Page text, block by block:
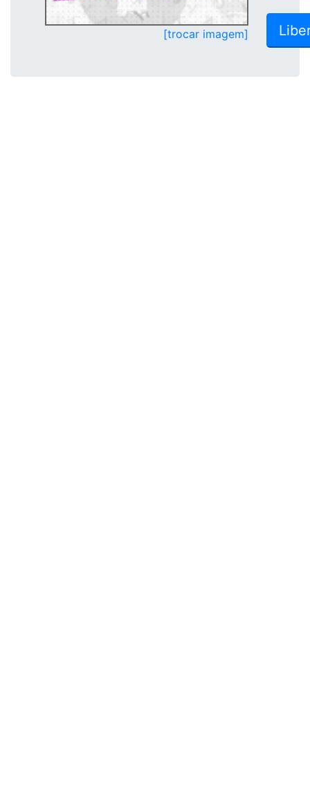
[trocar imagem]